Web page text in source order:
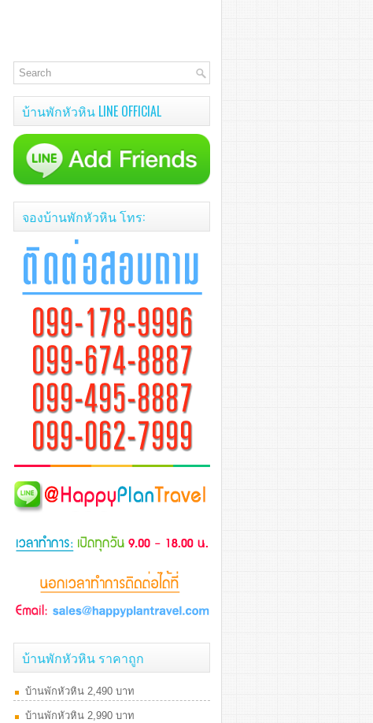
บ้านพักหัวหิน LINE OFFICIAL
จองบ้านพักหัวหิน โทร:
บ้านพักหัวหิน ราคาถูก
บ้านพักหัวหิน 2,490 บาท
บ้านพักหัวหิน 2,990 บาท